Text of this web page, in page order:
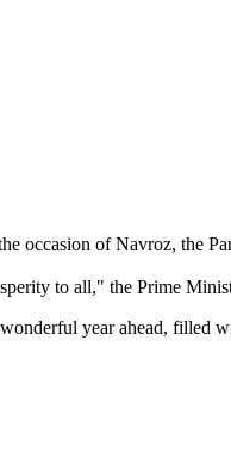
occasion of Navroz, the
to all," the Prime
year ahead, filled